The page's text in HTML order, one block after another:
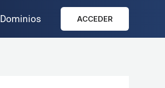
Dominios ACCEDER